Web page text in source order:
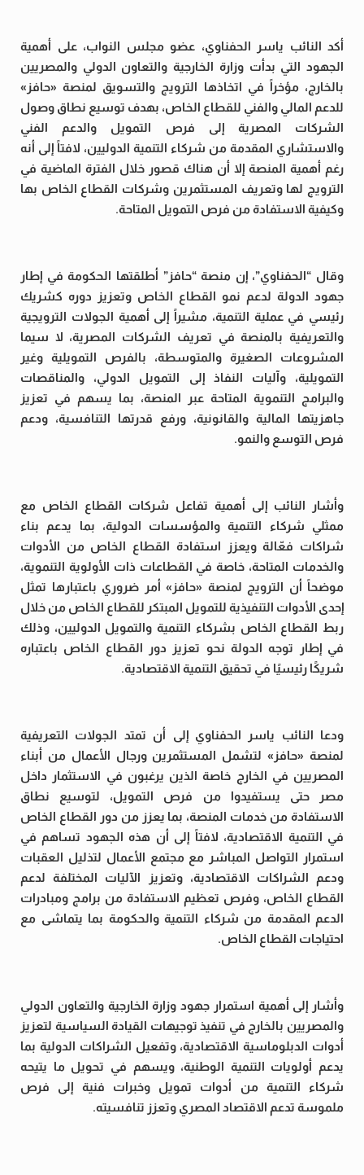
أكد النائب ياسر الحفناوي، عضو مجلس النواب، على أهمية
الجهود التي بدأت وزارة الخارجية والتعاون الدولي والمصريين
بالخارج، مؤخراً في اتخاذها الترويج والتسويق لمنصة «حافز»
للدعم المالي والفني للقطاع الخاص، بهدف توسيع نطاق وصول
الشركات المصرية إلى فرص التمويل والدعم الفني
والاستشاري المقدمة من شركاء التنمية الدوليين، لافتاً إلى أنه
رغم أهمية المنصة إلا أن هناك قصور خلال الفترة الماضية في
الترويج لها وتعريف المستثمرين وشركات القطاع الخاص بها
وكيفية الاستفادة من فرص التمويل المتاحة.
وقال “الحفناوي”، إن منصة “حافز” أطلقتها الحكومة في إطار
جهود الدولة لدعم نمو القطاع الخاص وتعزيز دوره كشريك
رئيسي في عملية التنمية، مشيراً إلى أهمية الجولات الترويجية
والتعريفية بالمنصة في تعريف الشركات المصرية، لا سيما
المشروعات الصغيرة والمتوسطة، بالفرص التمويلية وغير
التمويلية، وآليات النفاذ إلى التمويل الدولي، والمناقصات
والبرامج التنموية المتاحة عبر المنصة، بما يسهم في تعزيز
جاهزيتها المالية والقانونية، ورفع قدرتها التنافسية، ودعم
فرص التوسع والنمو.
وأشار النائب إلى أهمية تفاعل شركات القطاع الخاص مع
ممثلي شركاء التنمية والمؤسسات الدولية، بما يدعم بناء
شراكات فعّالة ويعزز استفادة القطاع الخاص من الأدوات
والخدمات المتاحة، خاصة في القطاعات ذات الأولوية التنموية،
موضحاً أن الترويج لمنصة «حافز» أمر ضروري باعتبارها تمثل
إحدى الأدوات التنفيذية للتمويل المبتكر للقطاع الخاص من خلال
ربط القطاع الخاص بشركاء التنمية والتمويل الدوليين، وذلك
في إطار توجه الدولة نحو تعزيز دور القطاع الخاص باعتباره
شريكًا رئيسيًا في تحقيق التنمية الاقتصادية.
ودعا النائب ياسر الحفناوي إلى أن تمتد الجولات التعريفية
لمنصة «حافز» لتشمل المستثمرين ورجال الأعمال من أبناء
المصريين في الخارج خاصة الذين يرغبون في الاستثمار داخل
مصر حتى يستفيدوا من فرص التمويل، لتوسيع نطاق
الاستفادة من خدمات المنصة، بما يعزز من دور القطاع الخاص
في التنمية الاقتصادية، لافتاً إلى أن هذه الجهود تساهم في
استمرار التواصل المباشر مع مجتمع الأعمال لتذليل العقبات
ودعم الشراكات الاقتصادية، وتعزيز الآليات المختلفة لدعم
القطاع الخاص، وفرص تعظيم الاستفادة من برامج ومبادرات
الدعم المقدمة من شركاء التنمية والحكومة بما يتماشى مع
احتياجات القطاع الخاص.
وأشار إلى أهمية استمرار جهود وزارة الخارجية والتعاون الدولي
والمصريين بالخارج في تنفيذ توجيهات القيادة السياسية لتعزيز
أدوات الدبلوماسية الاقتصادية، وتفعيل الشراكات الدولية بما
يدعم أولويات التنمية الوطنية، ويسهم في تحويل ما يتيحه
شركاء التنمية من أدوات تمويل وخبرات فنية إلى فرص
ملموسة تدعم الاقتصاد المصري وتعزز تنافسيته.